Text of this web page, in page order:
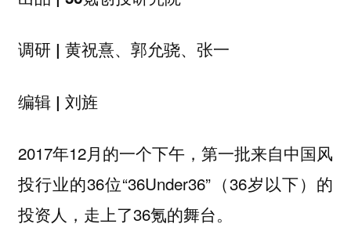
调研 | 黄祝熹、郭允骁、张一
编辑 | 刘旌
2017年12月的一个下午，第一批来自中国风
投行业的36位“36Under36”（36岁以下）的
投资人，走上了36氪的舞台。